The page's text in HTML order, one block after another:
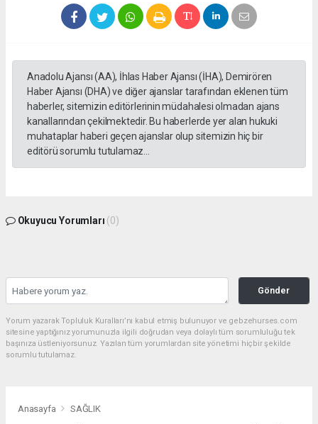
Anadolu Ajansı (AA), İhlas Haber Ajansı (İHA), Demirören
Haber Ajansı (DHA) ve diğer ajanslar tarafından eklenen tüm
haberler, sitemizin editörlerinin müdahalesi olmadan ajans
kanallarından çekilmektedir. Bu haberlerde yer alan hukuki
muhataplar haberi geçen ajanslar olup sitemizin hiç bir
editörü sorumlu tutulamaz...
Okuyucu Yorumları (0)
Gönder
Yorum yazarak Topluluk Kuralları’nı kabul etmiş bulunuyor ve gebzehurses.com
sitesine yaptığınız yorumunuzla ilgili doğrudan veya dolaylı tüm sorumluluğu tek
başınıza üstleniyorsunuz. Yazılan tüm yorumlardan site yönetimi hiçbir şekilde
sorumlu tutulamaz.
Anasayfa SAĞLIK